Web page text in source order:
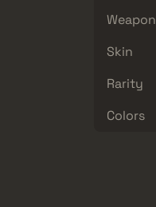
Weapon
Skin
Rarity
Colors